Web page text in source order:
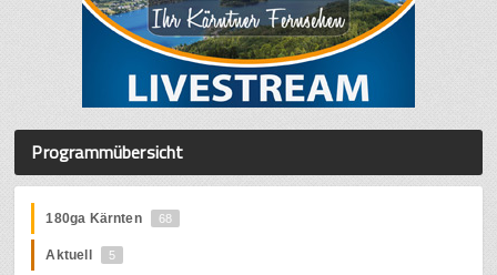
Programmübersicht
180ga Kärnten 68
Aktuell 5